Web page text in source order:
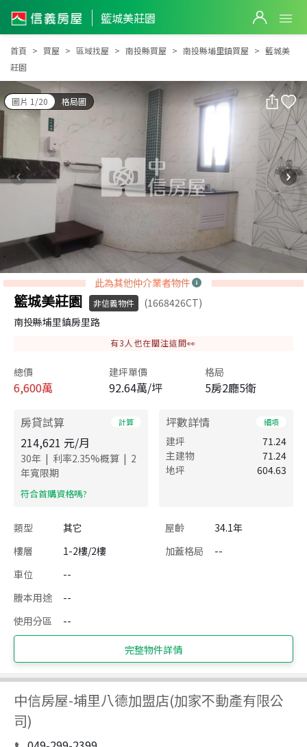
籃城美莊園
籃城美莊園
首頁 買屋 區域找屋 南投縣買屋 南投縣埔里鎮買屋
籃城美
莊園
圖片 1/20 格局圖
此為其他仲介業者物件
籃城美莊園 非信義物件
(1668426CT)
南投縣埔里鎮房里路
有3 人也在關注這間👀
總價
6,600萬
建坪單價
92.64萬/坪
格局
5房2廳5衛
房貸試算 計算
214,621 元/月
30年 | 利率2.35%概算 | 2
年寬限期
​符合首購資格嗎?
坪數詳情 細項
建坪
71.24
主建物
71.24
地坪
604.63
類型 其它 屋齡
34.1年
樓層
1-2樓/2樓 加蓋格局
--
車位
--
謄本用途
--
使用分區
--
完整物件詳情
中信房屋-埔里八德加盟店(加家不動產有限公
司)